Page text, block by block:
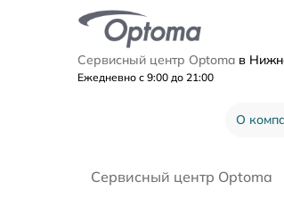
Сервисный центр Optoma в
Ежедневно с 9:00 до 21:00
О
Сервисный центр Optoma